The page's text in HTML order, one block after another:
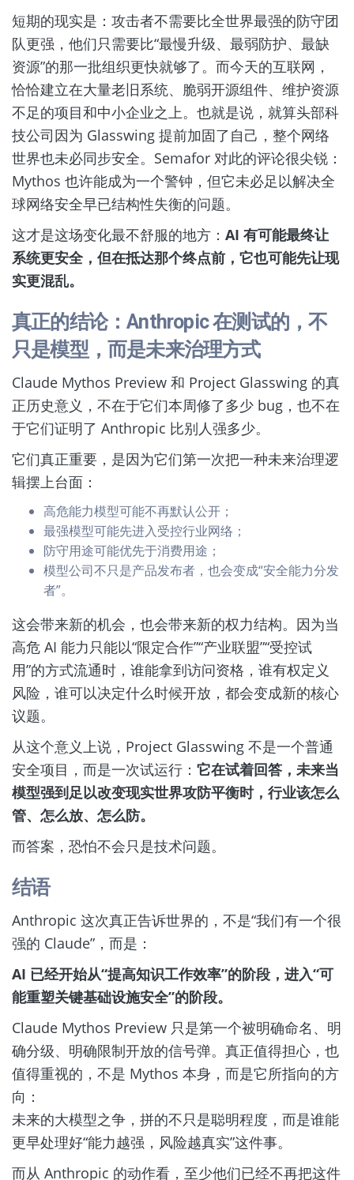
短期的现实是：攻击者不需要比全世界最强的防守团
队更强，他们只需要比“最慢升级、最弱防护、最缺
资源”的那一批组织更快就够了。而今天的互联网，
恰恰建立在大量老旧系统、脆弱开源组件、维护资源
不足的项目和中小企业之上。也就是说，就算头部科
技公司因为 Glasswing 提前加固了自己，整个网络
世界也未必同步安全。Semafor 对此的评论很尖锐：
Mythos 也许能成为一个警钟，但它未必足以解决全
球网络安全早已结构性失衡的问题。
这才是这场变化最不舒服的地方： AI 有可能最终让
系统更安全，但在抵达那个终点前，它也可能先让现
实更混乱。
真正的结论：Anthropic 在测试的，不
只是模型，而是未来治理方式
Claude Mythos Preview 和 Project Glasswing 的真
正历史意义，不在于它们本周修了多少 bug，也不在
于它们证明了 Anthropic 比别人强多少。
它们真正重要，是因为它们第一次把一种未来治理逻
辑摆上台面：
高危能力模型可能不再默认公开；
最强模型可能先进入受控行业网络；
防守用途可能优先于消费用途；
模型公司不只是产品发布者，也会变成“安全能力分发
者”。
这会带来新的机会，也会带来新的权力结构。因为当
高危 AI 能力只能以“限定合作”“产业联盟”“受控试
用”的方式流通时，谁能拿到访问资格，谁有权定义
风险，谁可以决定什么时候开放，都会变成新的核心
议题。
从这个意义上说，Project Glasswing 不是一个普通
安全项目，而是一次试运行： 它在试着回答，未来当
模型强到足以改变现实世界攻防平衡时，行业该怎么
管、怎么放、怎么防。
而答案，恐怕不会只是技术问题。
结语
Anthropic 这次真正告诉世界的，不是“我们有一个很
强的 Claude”，而是：
AI 已经开始从“提高知识工作效率”的阶段，进入“可
能重塑关键基础设施安全”的阶段。
Claude Mythos Preview 只是第一个被明确命名、明
确分级、明确限制开放的信号弹。真正值得担心，也
值得重视的，不是 Mythos 本身，而是它所指向的方
向：
未来的大模型之争，拼的不只是聪明程度，而是谁能
更早处理好“能力越强，风险越真实”这件事。
而从 Anthropic 的动作看，至少他们已经不再把这件